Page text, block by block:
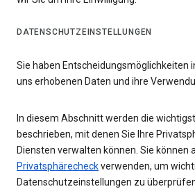
DATENSCHUTZEINSTELLUNGEN
Sie haben Entscheidungsmöglichkeiten
uns erhobenen Daten und ihre
In diesem Abschnitt werden die
beschrieben, mit denen Sie Ihre
Diensten verwalten können. Sie können
Privatsphärecheckverwenden, um
Datenschutzeinstellungen zu